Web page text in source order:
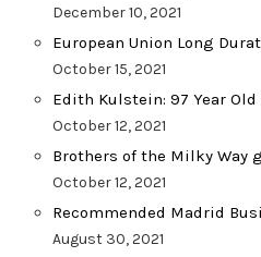
December 10, 2021
European Union Long
October 15, 2021
Edith Kulstein: 97 Year Old
October 12, 2021
Brothers of the Milky Way
October 12, 2021
Recommended Madrid
August 30, 2021